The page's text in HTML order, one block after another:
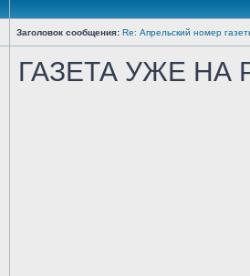
Заголовок сообщения: Re: Апрельский номер
ГАЗЕТА УЖЕ НА